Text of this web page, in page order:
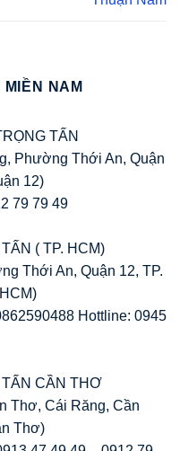
NAM
TẤN
Phường Thới An, Quận
12)
79 79 49
( TP. HCM)
Thới An, Quận 12, TP.
Hottline: 0945
CẦN THƠ
Thơ, Cái Răng, Cần
Thơ)